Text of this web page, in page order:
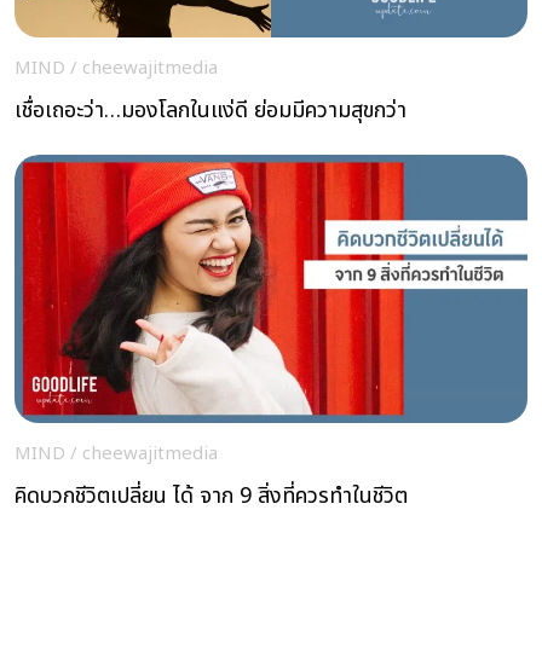
MIND / cheewajitmedia
เชื่อเถอะว่า…มองโลกในแง่ดี ย่อมมีความสุขกว่า
MIND / cheewajitmedia
คิดบวกชีวิตเปลี่ยน ได้ จาก 9 สิ่งที่ควรทำในชีวิต